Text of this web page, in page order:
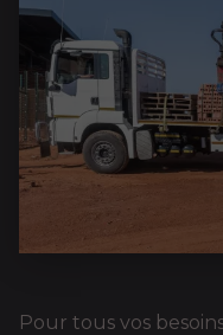
Pour tous vos